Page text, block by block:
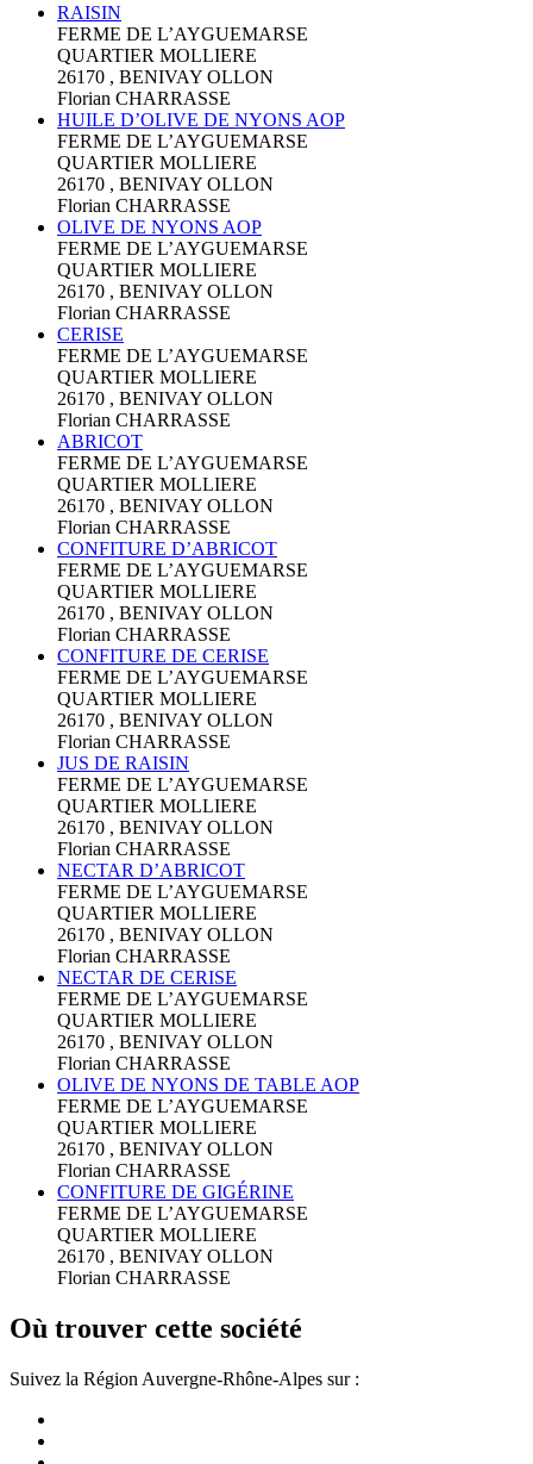
RAISIN
FERME DE L’AYGUEMARSE
QUARTIER MOLLIERE
26170 , BENIVAY OLLON
Florian CHARRASSE
HUILE D’OLIVE DE NYONS AOP
FERME DE L’AYGUEMARSE
QUARTIER MOLLIERE
26170 , BENIVAY OLLON
Florian CHARRASSE
OLIVE DE NYONS AOP
FERME DE L’AYGUEMARSE
QUARTIER MOLLIERE
26170 , BENIVAY OLLON
Florian CHARRASSE
CERISE
FERME DE L’AYGUEMARSE
QUARTIER MOLLIERE
26170 , BENIVAY OLLON
Florian CHARRASSE
ABRICOT
FERME DE L’AYGUEMARSE
QUARTIER MOLLIERE
26170 , BENIVAY OLLON
Florian CHARRASSE
CONFITURE D’ABRICOT
FERME DE L’AYGUEMARSE
QUARTIER MOLLIERE
26170 , BENIVAY OLLON
Florian CHARRASSE
CONFITURE DE CERISE
FERME DE L’AYGUEMARSE
QUARTIER MOLLIERE
26170 , BENIVAY OLLON
Florian CHARRASSE
JUS DE RAISIN
FERME DE L’AYGUEMARSE
QUARTIER MOLLIERE
26170 , BENIVAY OLLON
Florian CHARRASSE
NECTAR D’ABRICOT
FERME DE L’AYGUEMARSE
QUARTIER MOLLIERE
26170 , BENIVAY OLLON
Florian CHARRASSE
NECTAR DE CERISE
FERME DE L’AYGUEMARSE
QUARTIER MOLLIERE
26170 , BENIVAY OLLON
Florian CHARRASSE
OLIVE DE NYONS DE TABLE AOP
FERME DE L’AYGUEMARSE
QUARTIER MOLLIERE
26170 , BENIVAY OLLON
Florian CHARRASSE
CONFITURE DE GIGÉRINE
FERME DE L’AYGUEMARSE
QUARTIER MOLLIERE
26170 , BENIVAY OLLON
Florian CHARRASSE
Où trouver cette société
Suivez la Région Auvergne-Rhône-Alpes sur :